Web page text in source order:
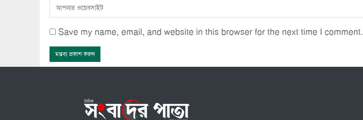
Save my name, email, and website in this browser for the next time I comment.